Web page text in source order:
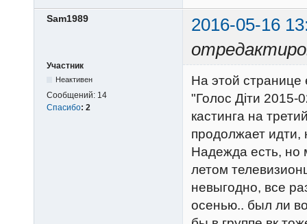
Sam1989
2016-05-16
Участник
Неактивен
Сообщений: 14
Спасибо: 2
На этой странице
"Голос Діти
кастинга на
продолжает идти,
Надежда есть, но
летом
невыгодно, все
осенью.. был ли